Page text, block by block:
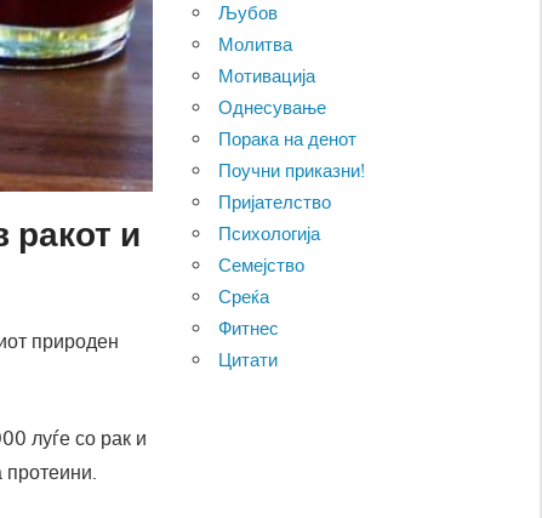
ракот и
природен
луѓе со рак и
Љубов
Молитва
Мотивација
Однесување
Порака на денот
Поучни приказни!
Пријателство
Психологија
Семејство
Среќа
Фитнес
Цитати